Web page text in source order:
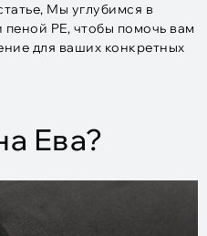
Мы углубимся в
PE, чтобы помочь вам
для ваших конкретных
Ева?